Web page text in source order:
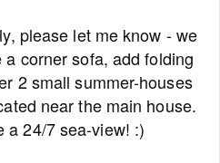
please let me know - we
corner sofa, add folding
2 small summer-houses
near the main house.
a 24/7 sea-view! :)